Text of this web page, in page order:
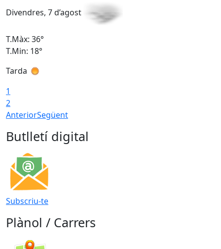
Divendres, 7 d’agost
T.Màx: 36°
T.Min: 18°
Tarda
1
2
AnteriorSegüent
Butlletí digital
Subscriu-te
Plànol / Carrers